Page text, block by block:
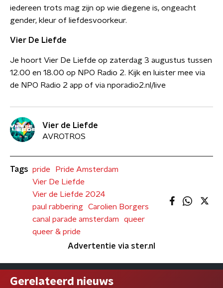
iedereen trots mag zijn op wie diegene is, ongeacht
gender, kleur of liefdesvoorkeur.
Vier De Liefde
Je hoort Vier De Liefde op zaterdag 3 augustus tussen
12.00 en 18.00 op NPO Radio 2. Kijk en luister mee via
de NPO Radio 2 app of via nporadio2.nl/live
Vier de Liefde
AVROTROS
Tags pride
Pride Amsterdam
Vier De Liefde
Vier de Liefde 2024
paul rabbering
Carolien Borgers
canal parade amsterdam
queer
queer & pride
Advertentie via ster.nl
Gerelateerd nieuws